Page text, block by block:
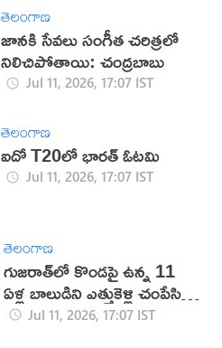
తెలంగాణ
జానకి సేవలు సంగీత చరిత్రలో
నిలిచిపోతాయి: చంద్రబాబు
Jul 11, 2026, 17:07 IST
తెలంగాణ
ఐదో T20లో భారత్ ఓటమి
Jul 11, 2026, 17:07 IST
తెలంగాణ
గుజరాత్‌లో కొండపై ఉన్న 11
ఏళ్ల బాలుడిని ఎత్తుకెళ్లి చంపేసిన
సింహంJul 11, 2026, 17:07 IST